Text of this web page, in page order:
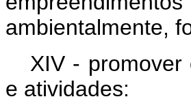
ambientalmente,
XIV - promover
e atividades: